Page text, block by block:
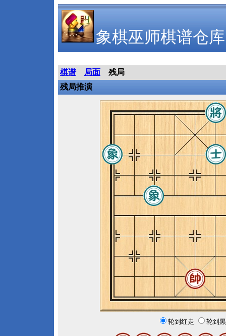
象棋巫师棋谱仓库
棋谱 局面
残局
残局推演
轮到红走 轮到